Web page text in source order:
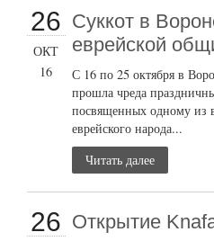
26
ОКТ
16
Суккот в
еврейской
С 16 по 25 октября в
прошла чреда
посвященных одному из
еврейского народа...
Читать далее
26 Открытие